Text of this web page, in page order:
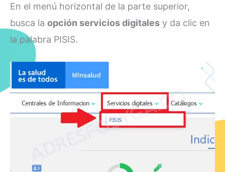
En el menú horizontal de la parte superior,
busca la opción servicios digitales y da clic en
la palabra PISIS.